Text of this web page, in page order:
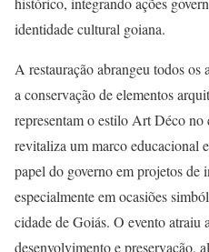
identidade cultural goiana.
A restauração abrangeu todos os
a conservação de elementos
representam o estilo Art Déco no
revitaliza um marco educacional
papel do governo em projetos de
especialmente em ocasiões
cidade de Goiás. O evento atraiu
desenvolvimento e preservação,